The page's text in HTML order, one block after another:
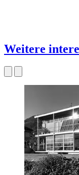
Weitere